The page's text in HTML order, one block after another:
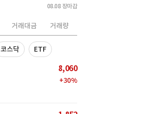
08.08 장마감
거래대금 거래량
코스닥 ETF
8,060
+30%